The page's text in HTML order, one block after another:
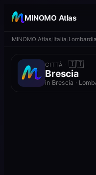
MINOMO Atlas
MINOMO Atlas Italia Lombardia
CITTÀ ·🇮🇹
Brescia
in Brescia ·